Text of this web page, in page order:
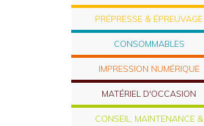
PRÉPRESSE & ÉPREUVAGE
CONSOMMABLES
IMPRESSION NUMÉRIQUE
MATÉRIEL D'OCCASION
CONSEIL, MAINTENANCE &